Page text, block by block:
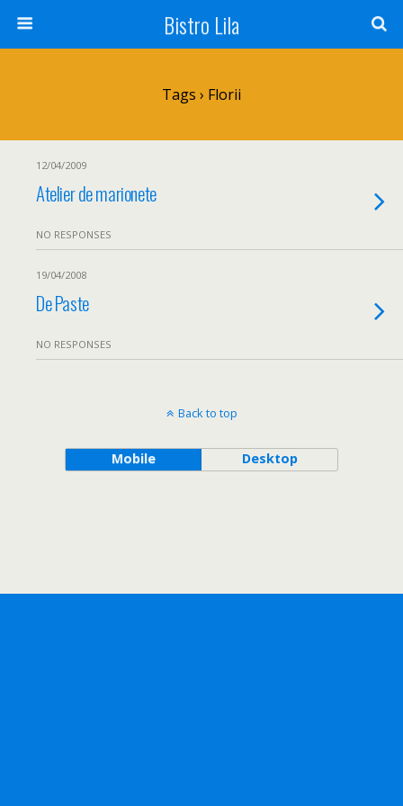
Bistro Lila
Tags › Florii
12/04/2009
Atelier de marionete
NO RESPONSES
19/04/2008
De Paste
NO RESPONSES
Back to top
Mobile Desktop